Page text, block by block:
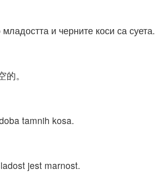
и черните коси са суета.
。
tamnih kosa.
jest marnost.